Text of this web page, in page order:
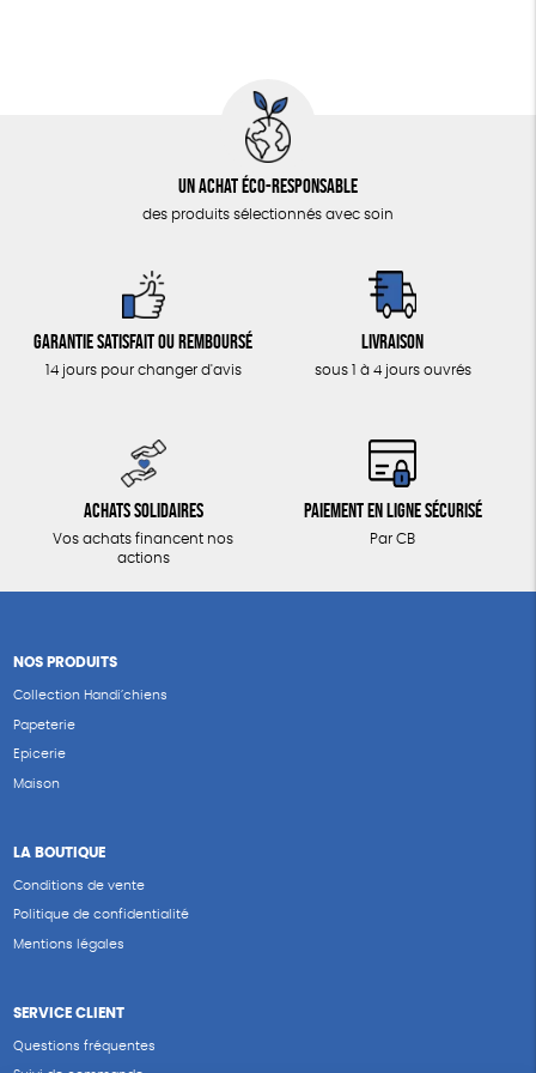
Un achat éco-responsable
des produits sélectionnés avec soin
Garantie satisfait ou remboursé
14 jours pour changer d'avis
Livraison
sous 1 à 4 jours ouvrés
Achats solidaires
Vos achats financent nos
actions
Paiement en ligne sécurisé
Par CB
NOS PRODUITS
Collection Handi’chiens
Papeterie
Epicerie
Maison
LA BOUTIQUE
Conditions de vente
Politique de confidentialité
Mentions légales
SERVICE CLIENT
Questions fréquentes